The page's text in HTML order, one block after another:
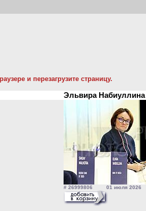
и перезагрузите страницу.
Эльвира Набиуллина
# 26999806 01 июля 2026